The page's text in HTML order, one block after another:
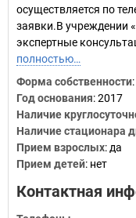
осуществляется по
заявки.В учреждении
экспертные
полностью…
Форма собственности
Год основания:2017
Наличие
Наличие стационара
Прием взрослых: да
Прием детей: нет
Контактная